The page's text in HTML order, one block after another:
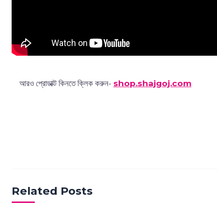
আরও প্রোডাক্ট কিনতে ক্লিক করুন- shop.shajgoj.com
Related Posts